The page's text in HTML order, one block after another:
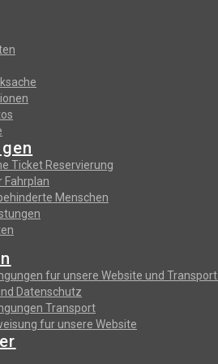
Ticket Reservierung
Fahrplan
Menschen
fur unsere Website und
Datenschutz
Transport
fur unsere Website